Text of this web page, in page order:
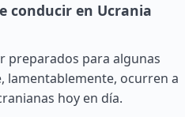
conducir en Ucrania
preparados para algunas
lamentablemente, ocurren a
hoy en día.